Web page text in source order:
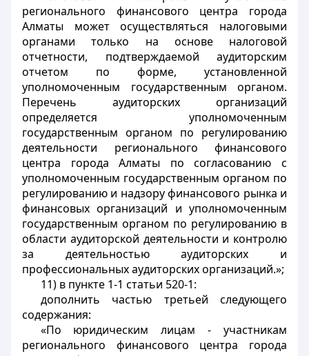
регионального финансового центра города
Алматы может осуществляться налоговыми
органами только на основе налоговой
отчетности, подтверждаемой аудиторским
отчетом по форме, установленной
уполномоченным государственным органом.
Перечень аудиторских организаций
определяется уполномоченным
государственным органом по регулированию
деятельности регионального финансового
центра города Алматы по согласованию с
уполномоченным государственным органом по
регулированию и надзору финансового рынка и
финансовых организаций и уполномоченным
государственным органом по регулированию в
области аудиторской деятельности и контролю
за деятельностью аудиторских и
профессиональных аудиторских организаций.»;
11) в пункте 1-1 статьи 520-1:
дополнить частью третьей следующего
содержания:
«По юридическим лицам - участникам
регионального финансового центра города